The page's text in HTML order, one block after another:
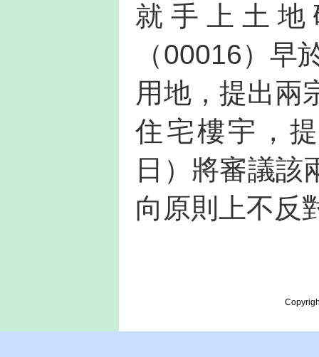
就手上土
（00016）早
用地，提出兩
住宅樓宇，
日）將審議該
向原則上不反